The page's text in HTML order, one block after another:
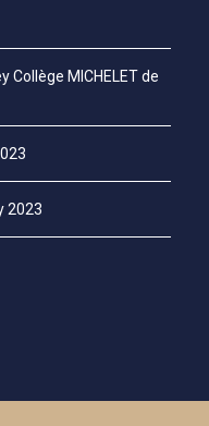
Collège MICHELET de
2023